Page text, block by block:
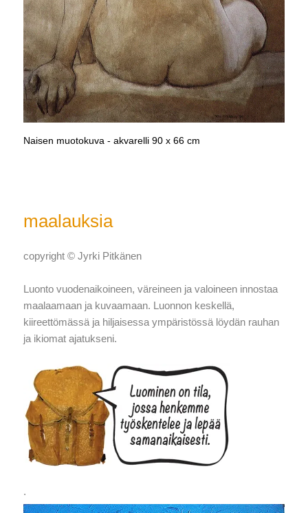
Naisen muotokuva - akvarelli 90 x 66 cm
maalauksia
copyright © Jyrki Pitkänen
Luonto vuodenaikoineen, väreineen ja valoineen innostaa
maalaamaan ja kuvaamaan. Luonnon keskellä,
kiireettömässä ja hiljaisessa ympäristössä löydän rauhan
ja ikiomat ajatukseni.
.